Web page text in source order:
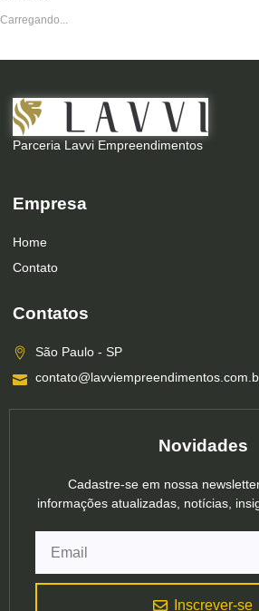
Carregando...
Parceria Lavvi Empreendimentos
Empresa
Home
Contato
Contatos
São Paulo - SP
Novidades
Cadastre-se em nossa
informações atualizadas, notícias,
Inscrever-se